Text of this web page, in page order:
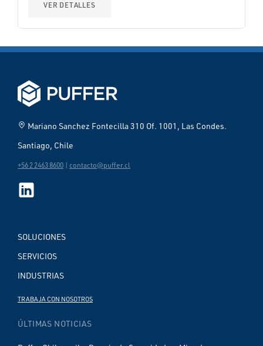
VER DETALLES
home_pin Mariano Sanchez Fontecilla 310 Of. 1001, Las Condes.
Santiago, Chile
+56 2 2463 8600 | contacto@puffer.cl
SOLUCIONES
SERVICIOS
INDUSTRIAS
TRABAJA CON NOSOTROS
ÚLTIMAS NOTICIAS